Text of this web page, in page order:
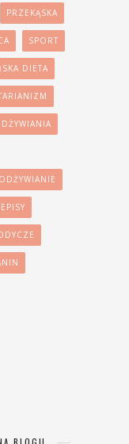
PRZEKĄSKA
SPORT
DIETA